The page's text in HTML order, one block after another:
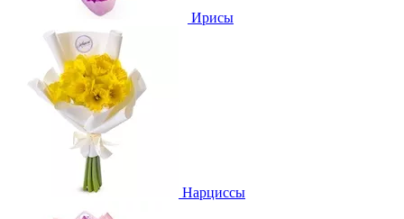
Ирисы
Нарциссы